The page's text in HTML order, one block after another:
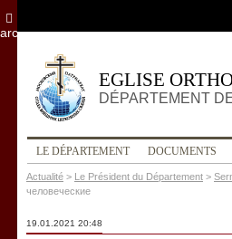
EGLISE
DÉPARTEMENT
LE DÉPARTEMENT DOCUMENTS
Actualité > Le Président du Département >
человеческие
19.01.2021 20:48
archives